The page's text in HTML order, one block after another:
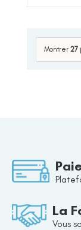
Montrer 27
La
Vous